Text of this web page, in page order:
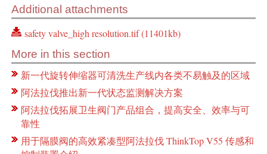
Additional attachments
safety valve_high resolution.tif (11401kb)
More in this section
新一代旋转伸缩器可清洗生产线内各类不易触及的区域
阿法拉伐推出新一代状态监测解决方案
阿法拉伐拓展卫生阀门产品组合，提高安全、效率与可
靠性
用于隔膜阀的高效紧凑型阿法拉伐 ThinkTop V55 传感和